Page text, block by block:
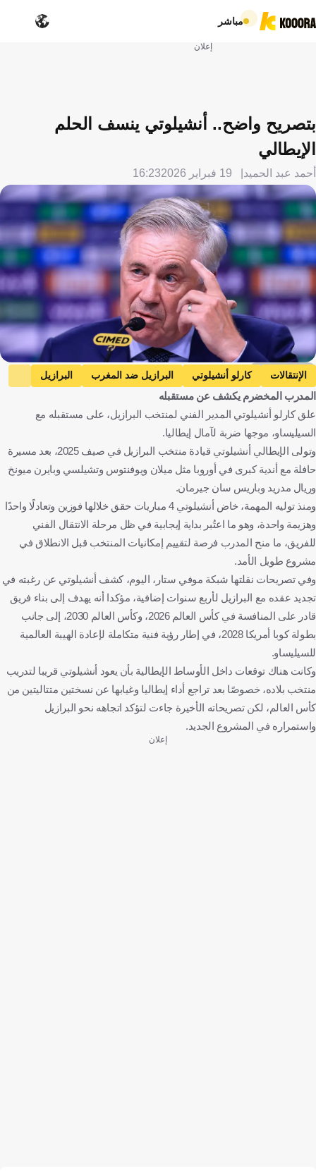
مباشر
إعلان
بتصريح واضح.. أنشيلوتي ينسف الحلم
الإيطالي
أحمد عبد الحميد 19 فبراير 2026 16:23
Getty Images
الإنتقالات كارلو أنشيلوتي البرازيل ضد المغرب
البرازيل
المغرب
كأس العالم البرازيل ضد فرنسا
المباريات الودية
إيطاليا للسيدات ضد الدنمارك للسيدات
إيطاليا للسيدات
التصفيات المؤهلة لكأس العالم للسيدات - أوروبا
إيطاليا
البرازيل
المغرب
الولايات المتحدة
المدرب المخضرم يكشف عن مستقبله
علق كارلو أنشيلوتي المدير الفني لمنتخب البرازيل، على مستقبله مع
السيليساو، موجها ضربة لآمال إيطاليا.
وتولى الإيطالي أنشيلوتي قيادة منتخب البرازيل في صيف 2025، بعد مسيرة
حافلة مع أندية كبرى في أوروبا مثل ميلان ويوفنتوس وتشيلسي وبايرن ميونخ
وريال مدريد وباريس سان جيرمان.
ومنذ توليه المهمة، خاض أنشيلوتي 4 مباريات حقق خلالها فوزين وتعادلًا واحدًا
وهزيمة واحدة، وهو ما اعتُبر بداية إيجابية في ظل مرحلة الانتقال الفني
للفريق، ما منح المدرب فرصة لتقييم إمكانيات المنتخب قبل الانطلاق في
مشروع طويل الأمد.
وفي تصريحات نقلتها شبكة موفي ستار، اليوم، كشف أنشيلوتي عن رغبته في
تجديد عقده مع البرازيل لأربع سنوات إضافية، مؤكدا أنه يهدف إلى بناء فريق
قادر على المنافسة في كأس العالم 2026، وكأس العالم 2030، إلى جانب
بطولة كوبا أمريكا 2028، في إطار رؤية فنية متكاملة لإعادة الهيبة العالمية
للسيليساو.
وكانت هناك توقعات داخل الأوساط الإيطالية بأن يعود أنشيلوتي قريبا لتدريب
منتخب بلاده، خصوصًا بعد تراجع أداء إيطاليا وغيابها عن نسختين متتاليتين من
كأس العالم، لكن تصريحاته الأخيرة جاءت لتؤكد اتجاهه نحو البرازيل
واستمراره في المشروع الجديد.
إعلان